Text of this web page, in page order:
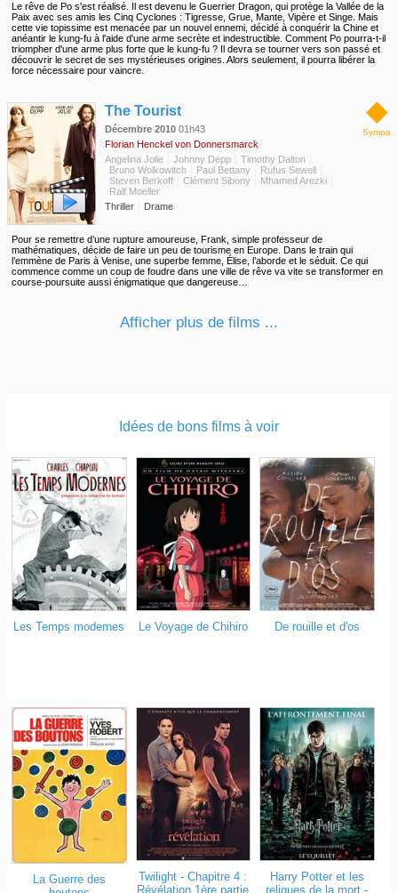
Le rêve de Po s'est réalisé. Il est devenu le Guerrier Dragon, qui protège la Vallée de la
Paix avec ses amis les Cinq Cyclones : Tigresse, Grue, Mante, Vipère et Singe. Mais
cette vie topissime est menacée par un nouvel ennemi, décidé à conquérir la Chine et
anéantir le kung-fu à l'aide d'une arme secrète et indestructible. Comment Po pourra-t-il
triompher d'une arme plus forte que le kung-fu ? Il devra se tourner vers son passé et
découvrir le secret de ses mystérieuses origines. Alors seulement, il pourra libérer la
force nécessaire pour vaincre.
◆
Sympa
The Tourist
Décembre 2010 01h43
Florian Henckel von Donnersmarck
Angelina Jolie
Johnny Depp
Timothy Dalton
Bruno Wolkowitch
Paul Bettany
Rufus Sewell
Steven Berkoff
Clément Sibony
Mhamed Arezki
Ralf Moeller
Thriller
Drame
Pour se remettre d’une rupture amoureuse, Frank, simple professeur de
mathématiques, décide de faire un peu de tourisme en Europe. Dans le train qui
l’emmène de Paris à Venise, une superbe femme, Élise, l’aborde et le séduit. Ce qui
commence comme un coup de foudre dans une ville de rêve va vite se transformer en
course-poursuite aussi énigmatique que dangereuse…
Afficher plus de films ...
Idées de bons films à voir
Les Temps modernes Le Voyage de Chihiro De rouille et d'os
La Guerre des
Twilight - Chapitre 4 :
Révélation 1ère partie
Harry Potter et les
reliques de la mort -